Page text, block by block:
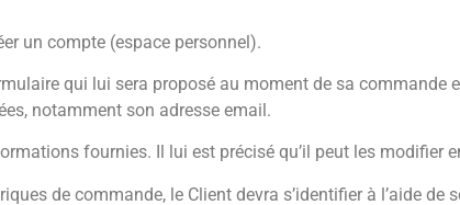
un compte (espace personnel).
qui lui sera proposé au moment de sa commande
notamment son adresse email.
fournies. Il lui est précisé qu’il peut les modifier
de commande, le Client devra s’identifier à l’aide